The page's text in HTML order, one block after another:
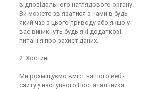
відповідального наглядового органу.
Ви можете зв'язатися з нами в будь-
який час з цього приводу або якщо у
вас виникнуть будь-які додаткові
питання про захист даних.
2. Хостинг
Ми розміщуємо вміст нашого веб -
сайту у наступного Постачальника: